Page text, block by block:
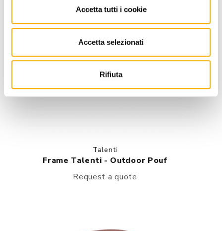
Accetta tutti i cookie
Accetta selezionati
Rifiuta
Talenti
Frame Talenti - Outdoor Pouf
Request a quote